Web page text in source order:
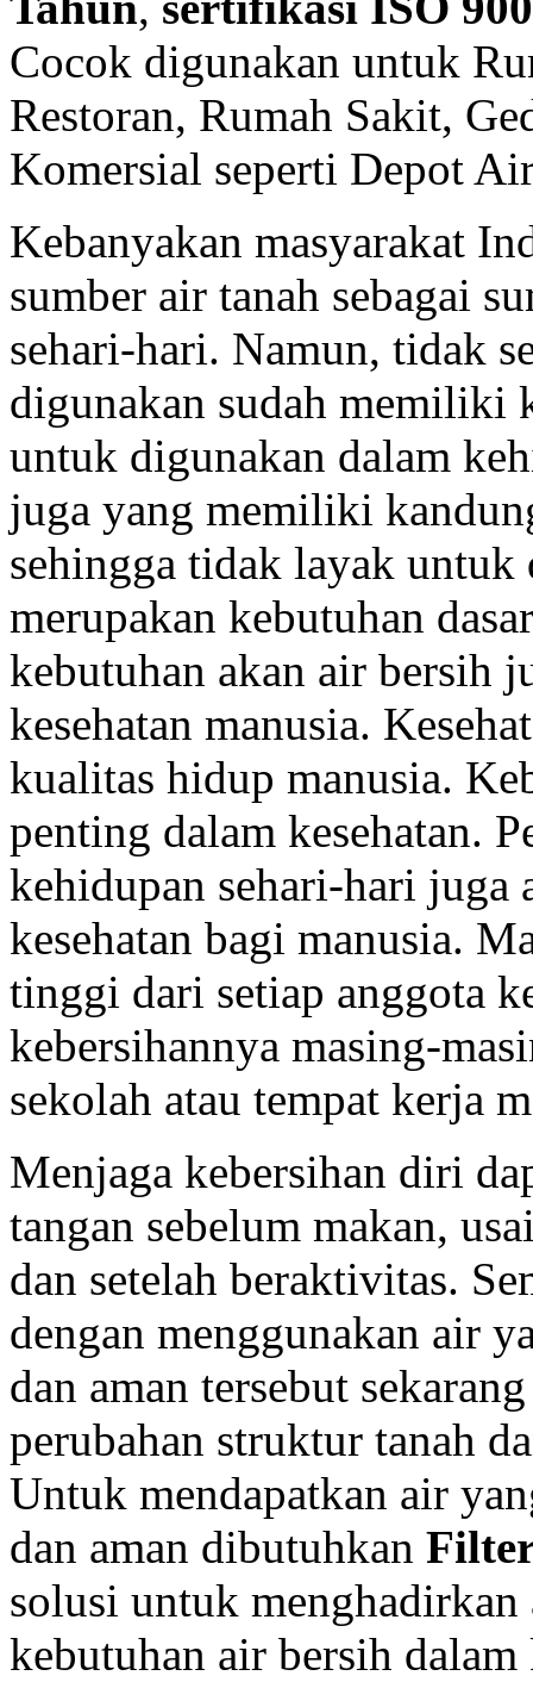
Cocok digunakan untuk
Restoran, Rumah Sakit,
Komersial seperti Depot
Kebanyakan masyarakat
sumber air tanah sebagai
sehari-hari. Namun, tidak
digunakan sudah memiliki
untuk digunakan dalam
juga yang memiliki
sehingga tidak layak untuk
merupakan kebutuhan
kebutuhan akan air bersih
kesehatan manusia.
kualitas hidup manusia.
penting dalam kesehatan.
kehidupan sehari-hari juga
kesehatan bagi manusia.
tinggi dari setiap anggota
kebersihannya masing-
sekolah atau tempat kerja
Menjaga kebersihan diri
tangan sebelum makan,
dan setelah beraktivitas.
dengan menggunakan air
dan aman tersebut
perubahan struktur tanah
Untuk mendapatkan air
dan aman dibutuhkan
solusi untuk
kebutuhan air bersih